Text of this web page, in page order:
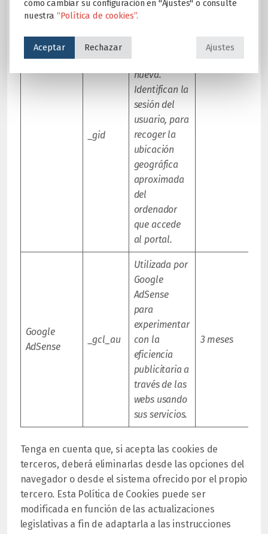
la sesión de
nueva.
Identifican la
sesión del
usuario, para
recoger la
ubicación
geográfica
aproximada
del
ordenador
que accede
al portal.
_gid
Google
AdSense
_gcl_au
Utilizada por
Google
AdSense
para
experimentar
con la
eficiencia
publicitaria a
través de las
webs usando
sus servicios.
3 meses
Tenga en cuenta que, si acepta las cookies de
terceros, deberá eliminarlas desde las opciones del
navegador o desde el sistema ofrecido por el propio
tercero. Esta Política de Cookies puede ser
modificada en función de las actualizaciones
legislativas a fin de adaptarla a las instrucciones
cómo cambiar su configuración en "Ajustes" o consulte
nuestra “Política de cookies”.
Aceptar Rechazar Ajustes